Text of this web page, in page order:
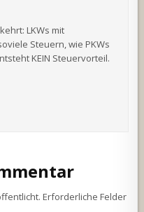
LKWs mit
Steuern, wie PKWs
KEIN Steuervorteil.
Erforderliche Felder